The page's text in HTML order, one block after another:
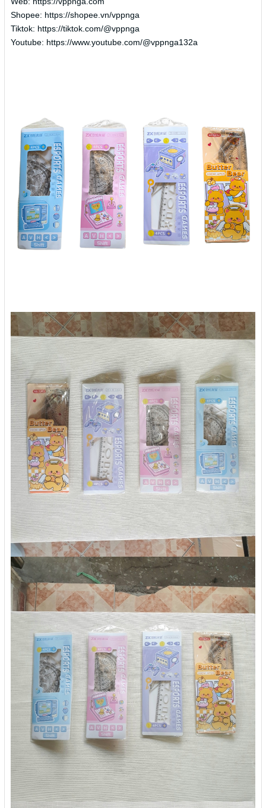
Shopee: https://shopee.vn/vppnga
Tiktok: https://tiktok.com/@vppnga
Youtube: https://www.youtube.com/@vppnga132a